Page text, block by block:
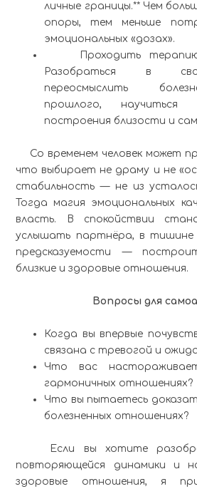
личные границы.** Чем
опоры, тем меньше
эмоциональных «дозах».
Проходить терапию
Разобраться в
переосмыслить
прошлого, научиться
построения близости и
Со временем человек может
что выбирает не драму и не
стабильность — не из
Тогда магия эмоциональных
власть. В спокойствии
услышать партнёра, в
предсказуемости —
близкие и здоровые отношения.
Вопросы для
Когда вы впервые
связана с тревогой и
Что вас
гармоничных отношениях?
Что вы пытаетесь
болезненных отношениях?
Если вы хотите
повторяющейся динамики и
здоровые отношения, я